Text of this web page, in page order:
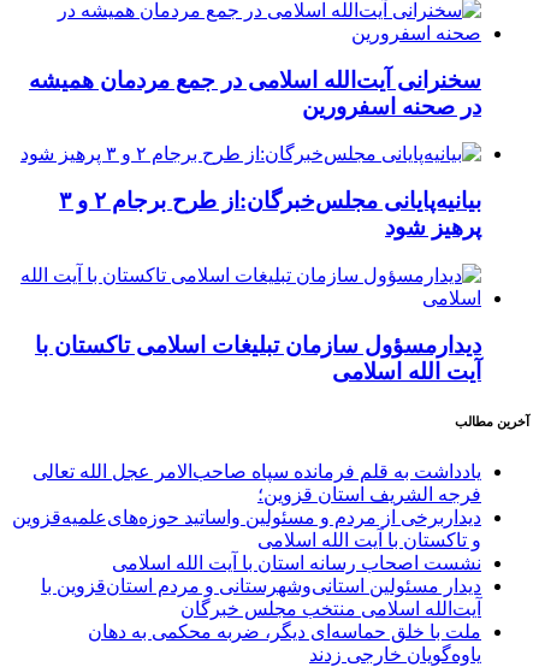
سخنرانی آیت‌الله اسلامی در جمع مردمان همیشه
در صحنه اسفرورین
بیانیه‌پایانی مجلس‌خبرگان:از طرح برجام ۲ و ۳
پرهیز شود
دیدارمسؤول سازمان تبلیغات اسلامی تاکستان با
آیت الله اسلامی
آخرین مطالب
یادداشت به قلم فرمانده سپاه صاحب‌الامر عجل الله تعالی
فرجه الشریف استان قزوین؛
دیداربرخی از مردم و مسئولین واساتید حوزه‌های‌علمیه‌قزوین
و تاکستان با آیت الله اسلامی
نشست اصحاب رسانه استان با آیت الله اسلامی
دیدار مسئولین استانی‌وشهرستانی و مردم‌ استان‌قزوین با
آیت‌الله‌ اسلامی منتخب مجلس‌ خبرگان
ملت با خلق حماسه‌ای دیگر، ضربه محکمی به دهان
یاوه‌گویان خارجی زدند